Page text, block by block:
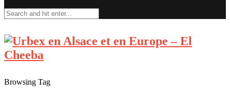
Browsing Tag